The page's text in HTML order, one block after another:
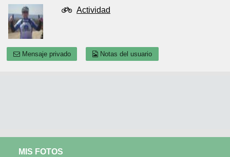
Actividad
Mensaje privado Notas del usuario
MIS FOTOS